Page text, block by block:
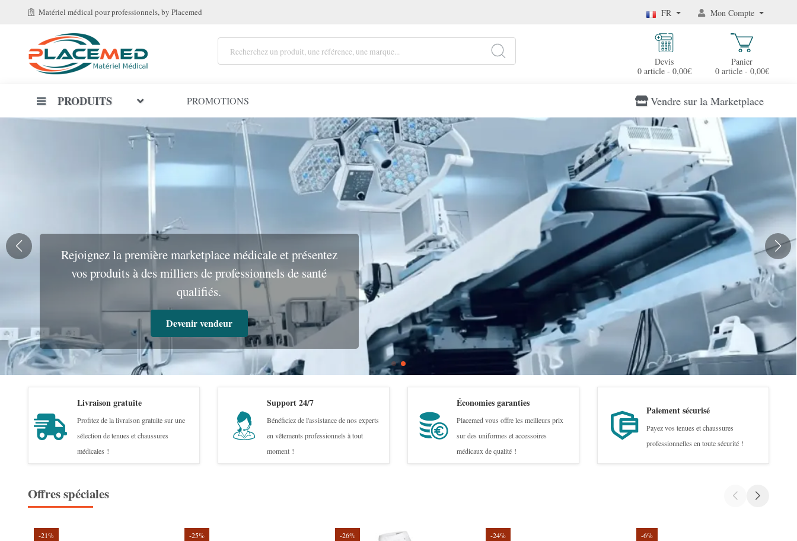
Matériel médicalpour professionnels, by Placemed FR Mon Compte
Devis
0 article - 0,00€
Panier
0 article - 0,00€
PRODUITS PROMOTIONS Vendre sur la Marketplace
Rejoignez la première marketplace médicale et présentez
vos produits à des milliers de professionnels de santé
qualifiés.
Devenir vendeur
Livraison gratuite
Profitez de la livraison gratuite sur une
sélection de tenues et chaussures
médicales !
Support 24/7
Bénéficiez de l'assistance de nos experts
en vêtements professionnels à tout
moment !
Économies garanties
Placemed vous offre les meilleurs prix
sur des uniformes et accessoires
médicaux de qualité !
Paiement sécurisé
Payez vos tenues et chaussures
professionnelles en toute sécurité !
Offres spéciales
-21% -25% -26% -24% -6%